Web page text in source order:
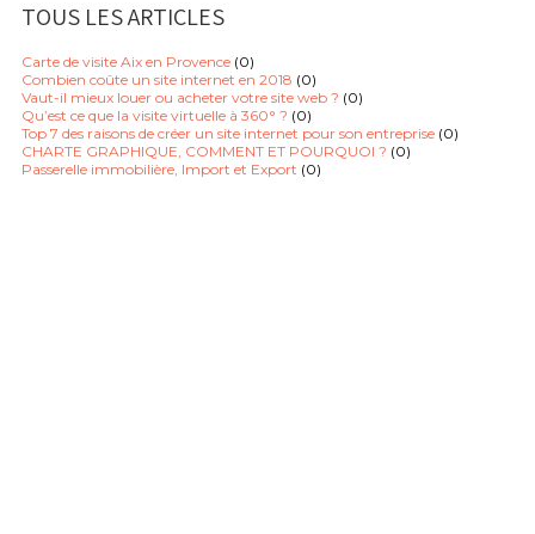
TOUS LES ARTICLES
Carte de visite Aix en Provence (0)
Combien coûte un site internet en 2018 (0)
Vaut-il mieux louer ou acheter votre site web ? (0)
Qu’est ce que la visite virtuelle à 360° ? (0)
Top 7 des raisons de créer un site internet pour son entreprise (0)
CHARTE GRAPHIQUE, COMMENT ET POURQUOI ? (0)
Passerelle immobilière, Import et Export (0)